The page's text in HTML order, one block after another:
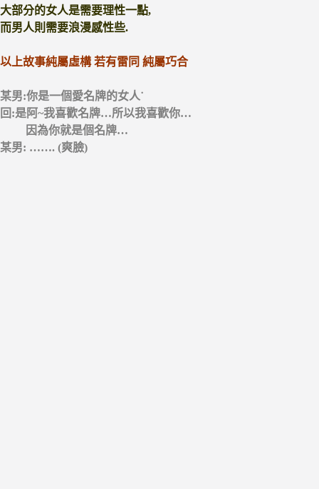
大部分的女人是需要理性一點,
而男人則需要浪漫感性些.
以上故事純屬虛構 若有雷同 純屬巧合
某男:你是一個愛名牌的女人˙
回:是阿~我喜歡名牌…所以我喜歡你…
因為你就是個名牌…
某男: ……. (爽臉)